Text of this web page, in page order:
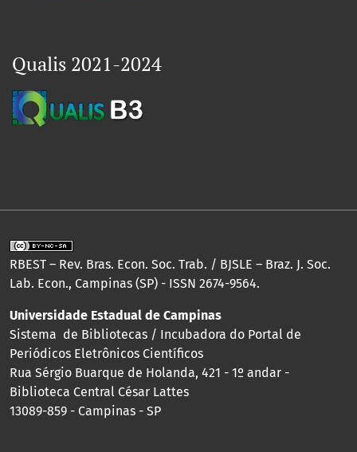
Qualis 2021-2024
RBEST – Rev. Bras. Econ. Soc. Trab. / BJSLE – Braz. J. Soc.
Lab. Econ., Campinas (SP) - ISSN 2674-9564.
Universidade Estadual de Campinas
Sistema de Bibliotecas / Incubadora do Portal de
Periódicos Eletrônicos Científicos
Rua Sérgio Buarque de Holanda, 421 - 1º andar -
Biblioteca Central César Lattes
13089-859 - Campinas - SP